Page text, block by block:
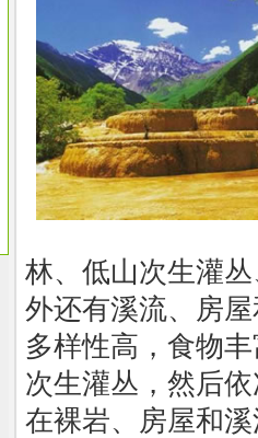
林、低山次生灌
外还有溪流、房
多样性高，食物
次生灌丛，然后
在裸岩、房屋和